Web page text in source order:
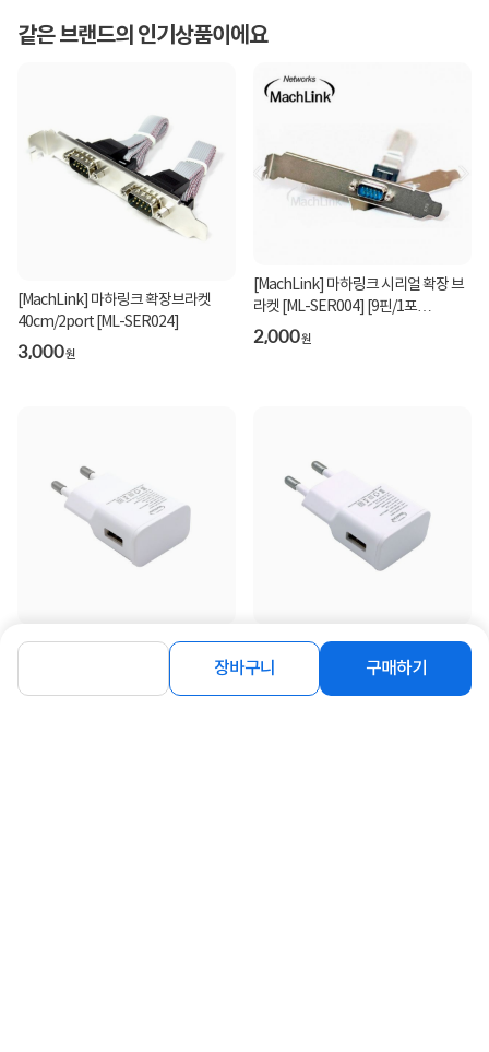
장바구니 구매하기
같은 브랜드의 인기상품이에요
[MachLink] 마하링크 확장브라켓
40cm/2port [ML-SER024]
3,000원
[MachLink] 마하링크 시리얼 확장 브
라켓 [ML-SER004] [9핀/1포
트/LP/40CM]
2,000원
[MachLink] 5V 1A 저전력 저속 USB
2,800원
[MachLink] 5V 2A USB 충전기 어댑
터 [오비투 LX050200]
3,800원